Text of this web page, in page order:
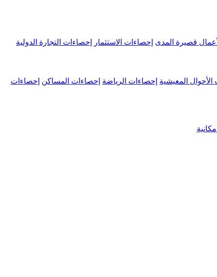
قصيرة المدى إحصاءات الاستثمار إحصاءات التجارة الدولية
الأحوال المعيشية إحصاءات الرياضة إحصاءات المساكن إحصاءات